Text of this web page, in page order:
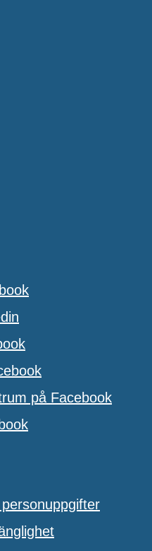
på Facebook